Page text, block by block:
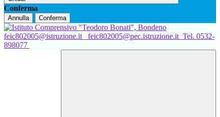
Conferma
Annulla Conferma
feic802005@istruzione.it feic802005@pec.istruzione.it Tel. 0532-
898077